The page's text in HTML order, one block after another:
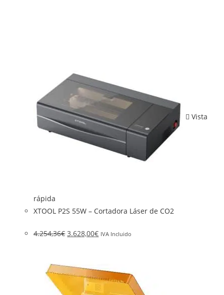
Vista
rápida
XTOOL P2S 55W – Cortadora Láser de CO2
4.254,36€ 3.628,00€ IVA Incluido